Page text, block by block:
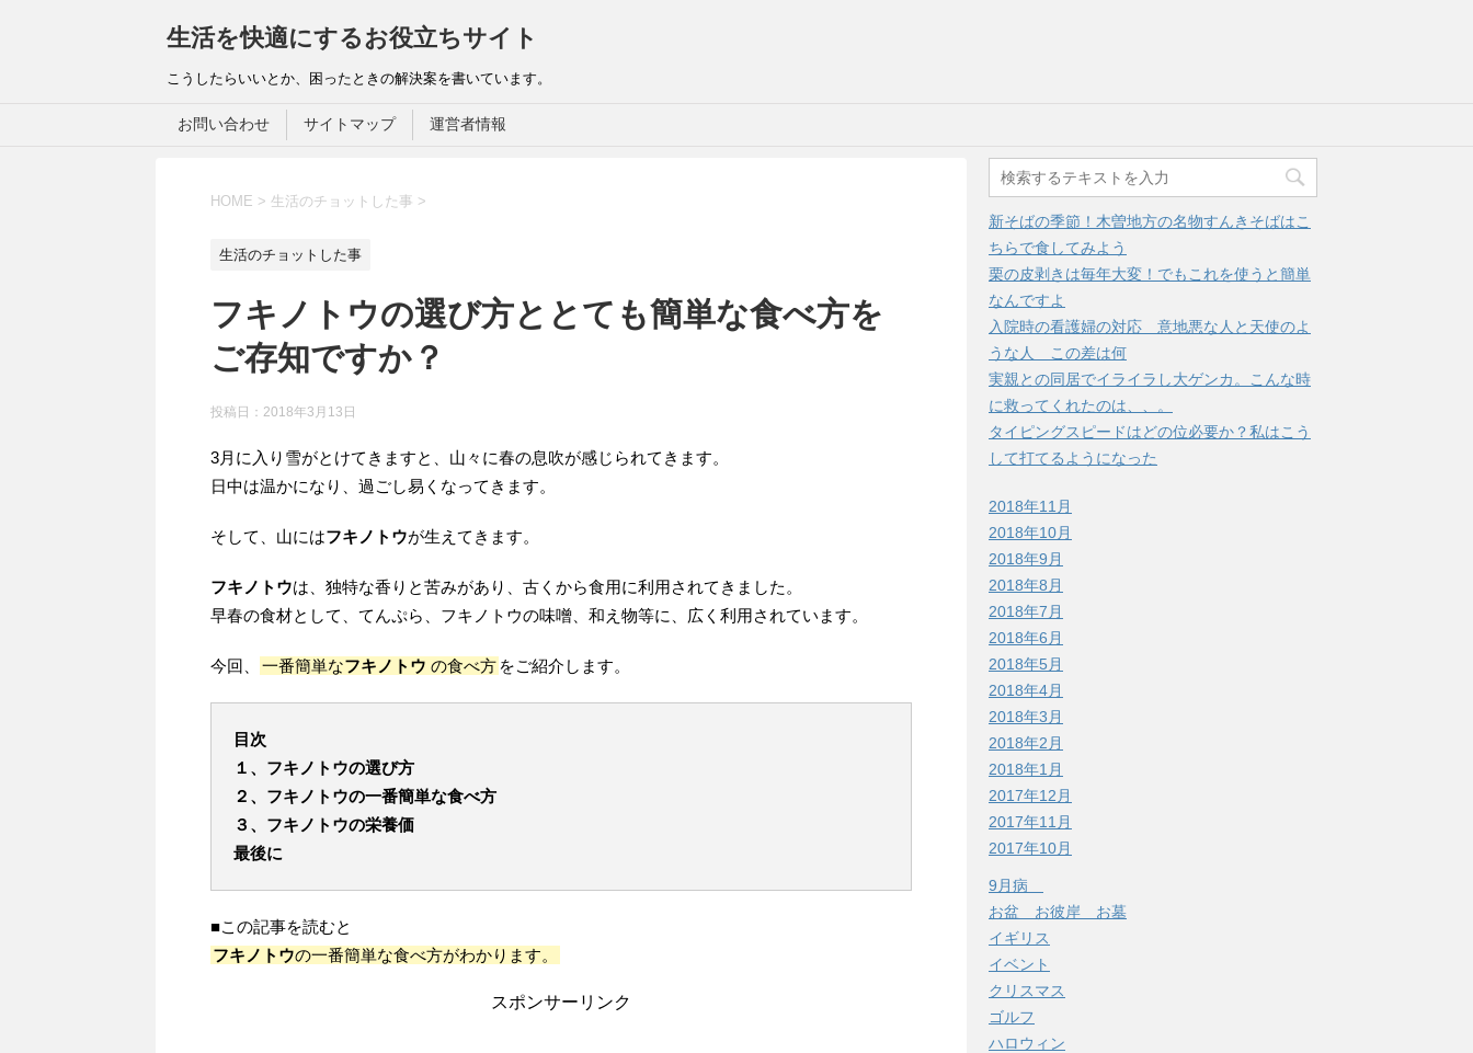
生活を快適にするお役立ちサイト
こうしたらいいとか、困ったときの解決案を書いています。
お問い合わせ サイトマップ 運営者情報
HOME > 生活のチョットした事 >
生活のチョットした事
フキノトウの選び方ととても簡単な食べ方を
ご存知ですか？
投稿日： 2018年3月13日
3月に入り雪がとけてきますと、山々に春の息吹が感じられてきます。
日中は温かになり、過ごし易くなってきます。
そして、山にはフキノトウが生えてきます。
フキノトウは、独特な香りと苦みがあり、古くから食用に利用されてきました。
早春の食材として、てんぷら、フキノトウの味噌、和え物等に、広く利用されています。
今回、 一番簡単なフキノトウ の食べ方 をご紹介します。
目次
１、フキノトウの選び方
２、フキノトウの一番簡単な食べ方
３、フキノトウの栄養価
最後に
■この記事を読むと
フキノトウの一番簡単な食べ方がわかります。
スポンサーリンク
新そばの季節！木曽地方の名物すんきそばはこ
ちらで食してみよう
栗の皮剥きは毎年大変！でもこれを使うと簡単
なんですよ
入院時の看護婦の対応＿意地悪な人と天使のよ
うな人＿この差は何
実親との同居でイライラし大ゲンカ。こんな時
に救ってくれたのは、、。
タイピングスピードはどの位必要か？私はこう
して打てるようになった
2018年11月
2018年10月
2018年9月
2018年8月
2018年7月
2018年6月
2018年5月
2018年4月
2018年3月
2018年2月
2018年1月
2017年12月
2017年11月
2017年10月
9月病
お盆 お彼岸 お墓
イギリス
イベント
クリスマス
ゴルフ
ハロウィン